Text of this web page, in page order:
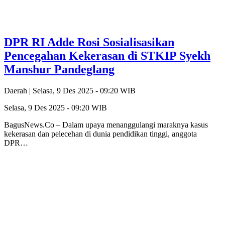
DPR RI Adde Rosi Sosialisasikan
Pencegahan Kekerasan di STKIP Syekh
Manshur Pandeglang
Daerah | Selasa, 9 Des 2025 - 09:20 WIB
Selasa, 9 Des 2025 - 09:20 WIB
BagusNews.Co – Dalam upaya menanggulangi maraknya kasus
kekerasan dan pelecehan di dunia pendidikan tinggi, anggota
DPR…